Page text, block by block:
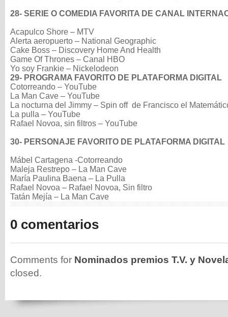
28- SERIE O COMEDIA FAVORITA DE CANAL
Acapulco Shore – MTV
Alerta aeropuerto – National Geographic
Cake Boss – Discovery Home And Health
Game Of Thrones – Canal HBO
Yo soy Frankie – Nickelodeon
29- PROGRAMA FAVORITO DE PLATAFORMA DIGITAL
Cotorreando – YouTube
La Man Cave – YouTube
La nocturna del Jimmy – Spin off de Francisco el
La pulla – YouTube
Rafael Novoa, sin filtros – YouTube
30- PERSONAJE FAVORITO DE PLATAFORMA DIGITAL
Mábel Cartagena -Cotorreando
Maleja Restrepo – La Man Cave
María Paulina Baena – La Pulla
Rafael Novoa – Rafael Novoa, Sin filtro
Tatán Mejía – La Man Cave
0 comentarios
Comments for Nominados premios T.V. y
closed.